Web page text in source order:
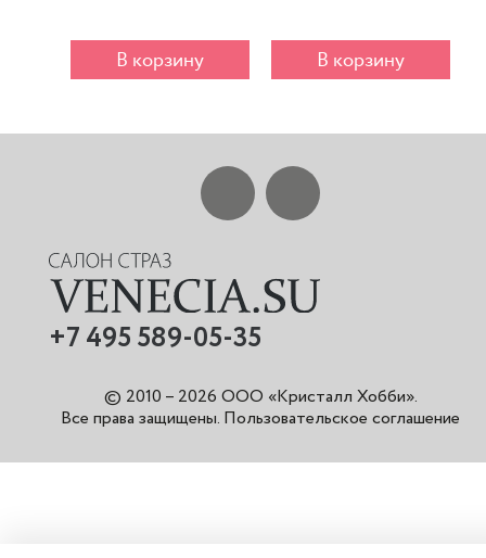
В корзину В корзину
+7 495 589-05-35
© 2010 – 2026 ООО «Кристалл Хобби».
Все права защищены. Пользовательское соглашение